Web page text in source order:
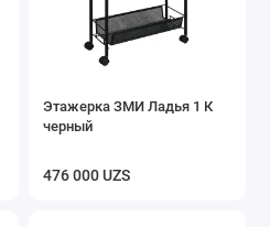
Этажерка ЗМИ Ладья 1 К
черный
476 000 UZS